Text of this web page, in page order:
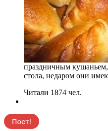
праздничным
стола, недаром они
Читали 1874 чел.